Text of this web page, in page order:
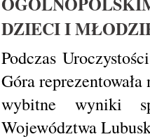
DZIECI I
Podczas
Góra
wybitne wyniki
Województwa